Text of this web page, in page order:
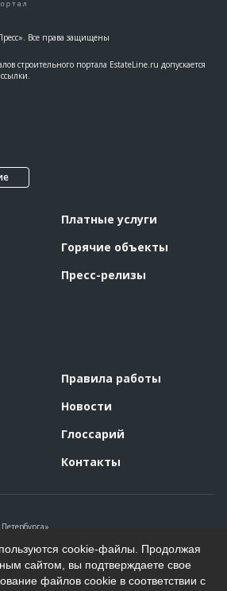
Все права защищены
строительного портала EstateLine.ru допускается
Платные услуги
Горячие объекты
Пресс-релизы
Правила работы
Новости
Глоссарий
Контакты
применяются рекомендательные
cookie-файлы. Продолжая
сайтом, вы подтверждаете свое
файлов cookie в соответствии с